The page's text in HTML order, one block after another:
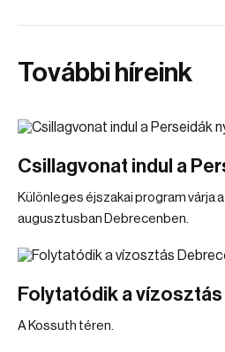
További híreink
Csillagvonat indul a
Különleges éjszakai program várja
augusztusban Debrecenben.
Folytatódik a
A Kossuth téren.